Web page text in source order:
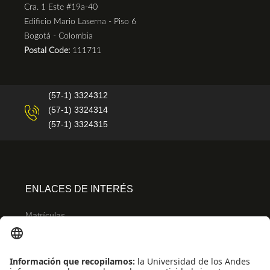
Cra. 1 Este #19a-40
Edificio Mario Laserna - Piso 6
Bogotá - Colombia
Postal Code: 111711
(57-1) 3324312
(57-1) 3324314
(57-1) 3324315
ENLACES DE INTERÉS
Matrículas
Biblioteca